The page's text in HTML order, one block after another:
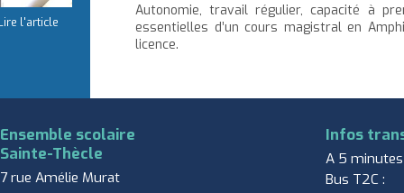
Autonomie, travail régulier, capacité à
essentielles d’un cours magistral en
licence.
Ensemble scolaire
Sainte-Thècle
7 rue Amélie Murat
Infos
A 5 minutes
Bus T2C :